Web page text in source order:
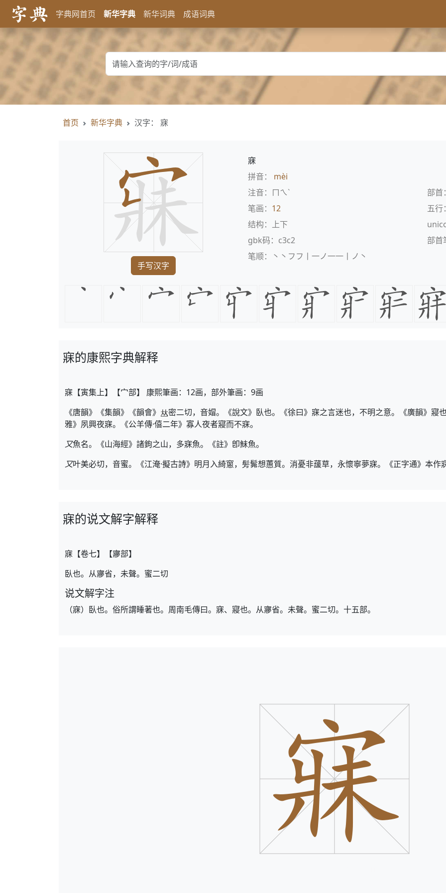
字典网首页 新华字典 新华词典 成语词典
首页 新华字典 汉字： 寐
手写汉字
寐
拼音： mèi
注音：ㄇㄟˋ
部首
笔画： 12
五行
结构：上下
gbk码：c3c2
部首
笔顺：丶丶フフ丨一ノ一一丨ノ丶
寐的康熙字典解释
寐【寅集上】【宀部】 康熙筆画：12画，部外筆画：9画
《唐韻》《集韻》《韻會》
密二切，音媢。《說文》臥也。《徐曰》寐之言迷也，不明之意。《廣韻》寢
雅》夙興夜寐。《公羊傳·僖二年》寡人夜者寢而不寐。
又魚名。《山海經》諸鉤之山，多寐魚。《註》卽䱅魚。
又叶美必切，音蜜。《江淹·擬古詩》明月入綺窻，髣髴想蕙質。消憂非蘐草，永懷寧夢寐。《正字通》本作
寐的说文解字解释
寐【卷七】【㝱部】
臥也。从㝱省，未聲。蜜二切
说文解字注
（寐）臥也。俗所謂睡著也。周南毛傳曰。寐、寢也。从㝱省。未聲。蜜二切。十五部。